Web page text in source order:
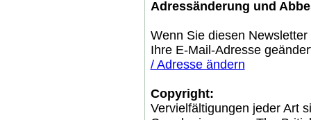
Adressänderung und
Wenn Sie diesen
Ihre E-Mail-Adresse
/ Adresse ändern
Copyright:
Vervielfältigungen jeder Art